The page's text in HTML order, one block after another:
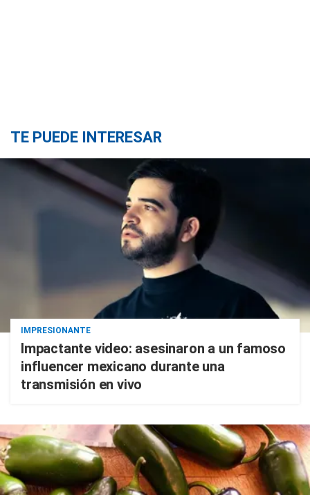
TE PUEDE INTERESAR
IMPRESIONANTE
Impactante video: asesinaron a un famoso
influencer mexicano durante una
transmisión en vivo